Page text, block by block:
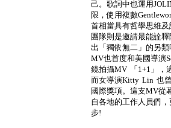
己。歌詞中也運用
限，使用複數
首相當具有哲學思維
團隊則是邀請最能詮
出「獨依無二」的另
MV也首度和美國導演
鏡拍攝MV 「1+1」，
而女導演Kitty Lin 也
國際獎項。這支MV從
自各地的工作人員們
步!